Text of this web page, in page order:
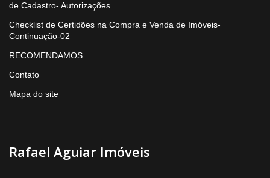
de Cadastro- Autorizações...
Checklist de Certidões na Compra e Venda de Imóveis-
Continuação-02
RECOMENDAMOS
Contato
Mapa do site
Rafael Aguiar Imóveis